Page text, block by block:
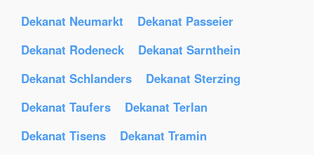
Dekanat Neumarkt
Dekanat Passeier
Dekanat Rodeneck
Dekanat Sarnthein
Dekanat Schlanders
Dekanat Sterzing
Dekanat Taufers
Dekanat Terlan
Dekanat Tisens
Dekanat Tramin